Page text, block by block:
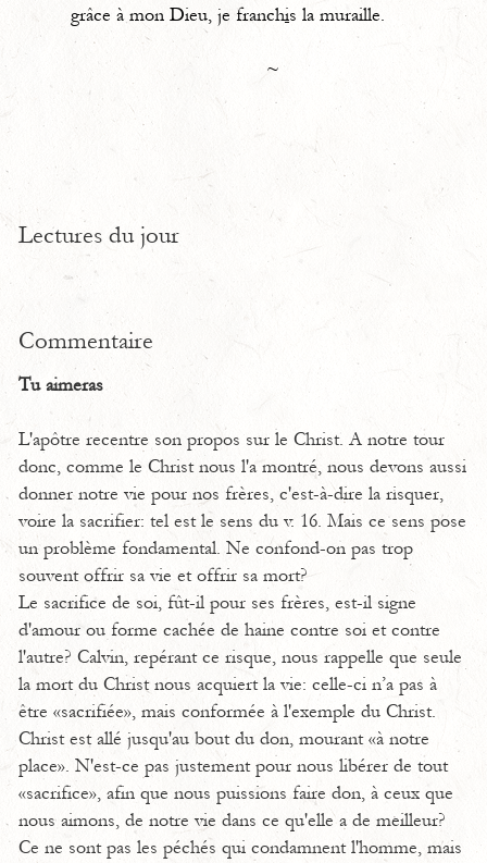
grâce à mon Dieu, je franchis la muraille.
~
Lectures du jour
Commentaire
Tu aimeras
L'apôtre recentre son propos sur le Christ. A notre tour
donc, comme le Christ nous l'a montré, nous devons aussi
donner notre vie pour nos frères, c'est-à-dire la risquer,
voire la sacrifier: tel est le sens du v. 16. Mais ce sens pose
un problème fondamental. Ne confond-on pas trop
souvent offrir sa vie et offrir sa mort?
Le sacrifice de soi, fût-il pour ses frères, est-il signe
d'amour ou forme cachée de haine contre soi et contre
l'autre? Calvin, repérant ce risque, nous rappelle que seule
la mort du Christ nous acquiert la vie: celle-ci n’a pas à
être «sacrifiée», mais conformée à l'exemple du Christ.
Christ est allé jusqu'au bout du don, mourant «à notre
place». N'est-ce pas justement pour nous libérer de tout
«sacrifice», afin que nous puissions faire don, à ceux que
nous aimons, de notre vie dans ce qu'elle a de meilleur?
Ce ne sont pas les péchés qui condamnent l'homme, mais